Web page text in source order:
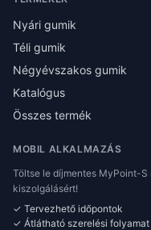
Nyári gumik
Téli gumik
Négyévszakos gumik
Katalógus
Összes termék
MOBIL ALKALMAZÁS
Töltse le díjmentes MyPoint-
kiszolgálásért!
✓ Tervezhető időpontok
✓ Átlátható szerelési folyamat